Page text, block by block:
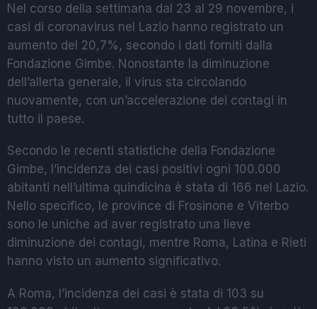
Nel corso della settimana dal 23 al 29 novembre, i
casi di coronavirus nel Lazio hanno registrato un
aumento del 20,7%, secondo i dati forniti dalla
Fondazione Gimbe. Nonostante la diminuzione
dell’allerta generale, il virus sta circolando
nuovamente, con un’accelerazione dei contagi in
tutto il paese.
Secondo le recenti statistiche della Fondazione
Gimbe, l’incidenza dei casi positivi ogni 100.000
abitanti nell’ultima quindicina è stata di 166 nel Lazio.
Nello specifico, le province di Frosinone e Viterbo
sono le uniche ad aver registrato una lieve
diminuzione dei contagi, mentre Roma, Latina e Rieti
hanno visto un aumento significativo.
A Roma, l’incidenza dei casi è stata di 103 su